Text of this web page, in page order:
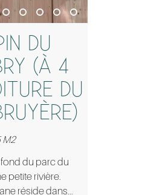
DU
(À 4
DU
M2
du parc du
petite rivière.
réside dans...